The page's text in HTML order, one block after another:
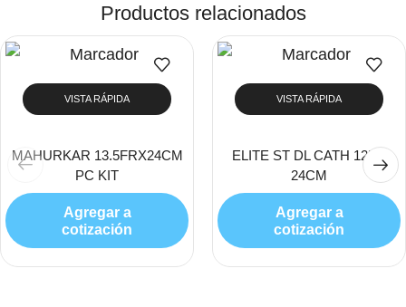
Ver Productos
Productos relacionados
VISTA RÁPIDA
MAHURKAR 13.5FRX24CM
PC KIT
Agregar a
cotización
VISTA RÁPIDA
ELITE ST DL CATH 12FR
24CM
Agregar a
cotización